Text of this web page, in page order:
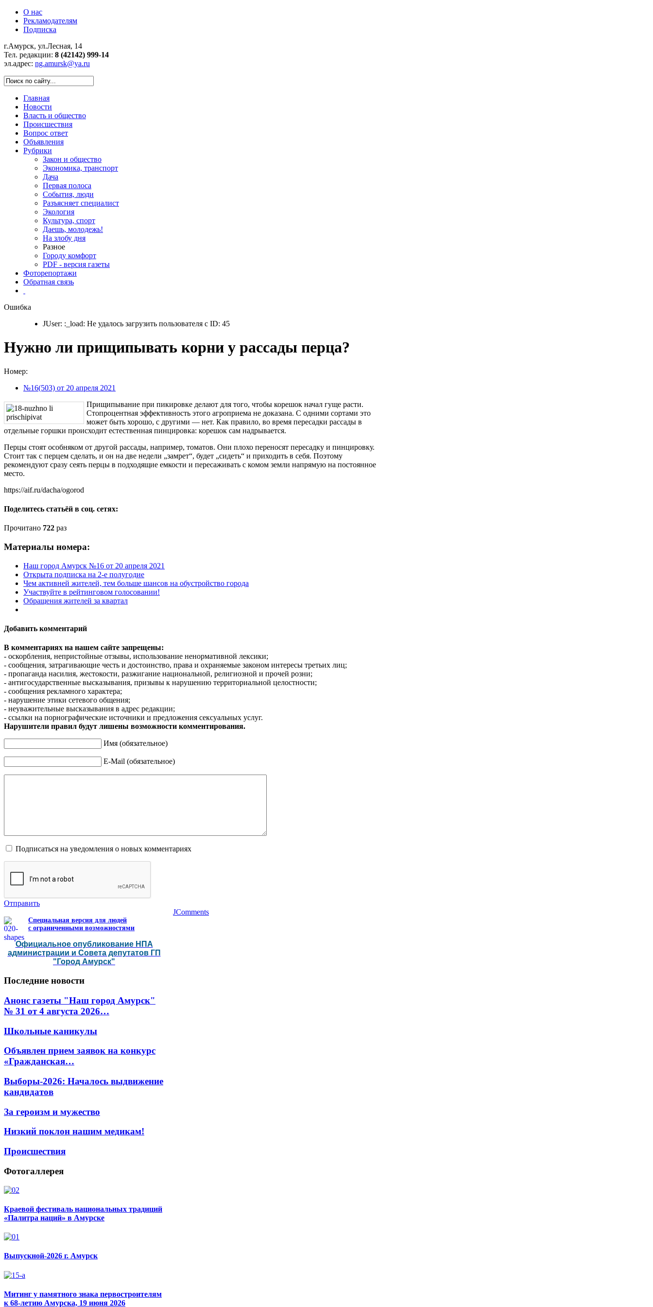
О нас
Рекламодателям
Подписка
г.Амурск, ул.Лесная, 14
Тел. редакции: 8 (42142) 999-14
эл.адрес: ng.amursk@ya.ru
Главная
Новости
Власть и общество
Происшествия
Вопрос ответ
Объявления
Рубрики
Закон и общество
Экономика, транспорт
Дача
Первая полоса
События, люди
Разъясняет специалист
Экология
Культура, спорт
Даешь, молодежь!
На злобу дня
Разное
Городу комфорт
PDF - версия газеты
Фоторепортажи
Обратная связь
Ошибка
JUser: :_load: Не удалось загрузить пользователя с ID: 45
Нужно ли прищипывать корни у рассады перца?
Номер:
№16(503) от 20 апреля 2021
Прищипывание при пикировке делают для того, чтобы корешок начал гуще расти.
Стопроцентная эффективность этого агроприема не доказана. С одними сортами это
может быть хорошо, с другими — нет. Как правило, во время пересадки рассады в
отдельные горшки происходит естественная пинцировка: корешок сам надрывается.
Перцы стоят особняком от другой рассады, например, томатов. Они плохо переносят пересадку и пинцировку.
Стоит так с перцем сделать, и он на две недели „замрет“, будет „сидеть“ и приходить в себя. Поэтому
рекомендуют сразу сеять перцы в подходящие емкости и пересаживать с комом земли напрямую на постоянное
место.
https://aif.ru/dacha/ogorod
Поделитесь статьёй в соц. сетях:
Прочитано 722 раз
Материалы номера:
Наш город Амурск №16 от 20 апреля 2021
Открыта подписка на 2-е полугодие
Чем активней жителей, тем больше шансов на обустройство города
Участвуйте в рейтинговом голосовании!
Обращения жителей за квартал
Добавить комментарий
В комментариях на нашем сайте запрещены:
- оскорбления, непристойные отзывы, использование ненормативной лексики;
- сообщения, затрагивающие честь и достоинство, права и охраняемые законом интересы третьих лиц;
- пропаганда насилия, жестокости, разжигание национальной, религиозной и прочей розни;
- антигосударственные высказывания, призывы к нарушению территориальной целостности;
- сообщения рекламного характера;
- нарушение этики сетевого общения;
- неуважительные высказывания в адрес редакции;
- ссылки на порнографические источники и предложения сексуальных услуг.
Нарушители правил будут лишены возможности комментирования.
Имя (обязательное)
E-Mail (обязательное)
Подписаться на уведомления о новых комментариях
Отправить
JComments
Специальная версия для людей
с ограниченными возможностями
Официальное опубликование НПА
администрации и Совета депутатов ГП
"Город Амурск"
Последние новости
Анонс газеты "Наш город Амурск"
№ 31 от 4 августа 2026…
Школьные каникулы
Объявлен прием заявок на конкурс
«Гражданская…
Выборы-2026: Началось выдвижение
кандидатов
За героизм и мужество
Низкий поклон нашим медикам!
Происшествия
Фотогаллерея
Краевой фестиваль национальных традиций
«Палитра наций» в Амурске
Выпускной-2026 г. Амурск
Митинг у памятного знака первостроителям
к 68-летию Амурска, 19 июня 2026